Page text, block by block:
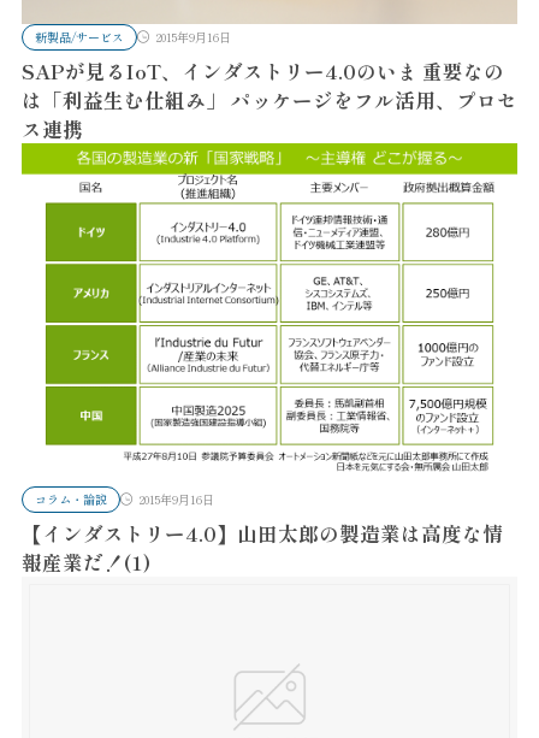
新製品/サービス 2015年9月16日
SAPが見るIoT、インダストリー4.0のいま 重要なの
は「利益生む仕組み」 パッケージをフル活用、プロセ
ス連携
コラム・論説 2015年9月16日
【インダストリー4.0】山田太郎の製造業は高度な情
報産業だ！(1)